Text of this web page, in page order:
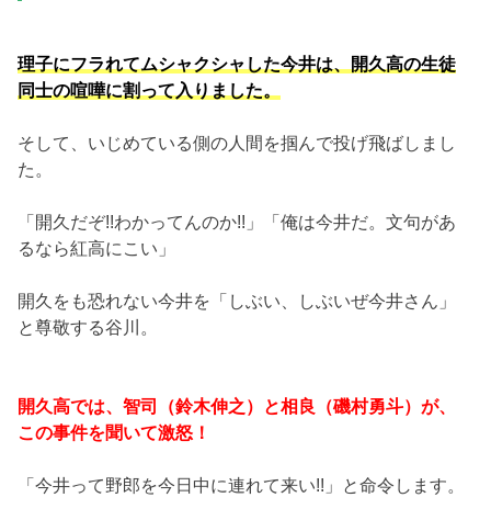
理子にフラれてムシャクシャした今井は、開久高の生徒
同士の喧嘩に割って入りました。
そして、いじめている側の人間を掴んで投げ飛ばしまし
た。
「開久だぞ!!わかってんのか!!」「俺は今井だ。文句があ
るなら紅高にこい」
開久をも恐れない今井を「しぶい、しぶいぜ今井さん」
と尊敬する谷川。
開久高では、智司（鈴木伸之）と相良（磯村勇斗）が、
この事件を聞いて激怒！
「今井って野郎を今日中に連れて来い!!」と命令します。